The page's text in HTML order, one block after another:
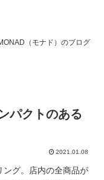
（モナド）のブログ
パクトのある
2021.01.08
ング。店内の全商品が